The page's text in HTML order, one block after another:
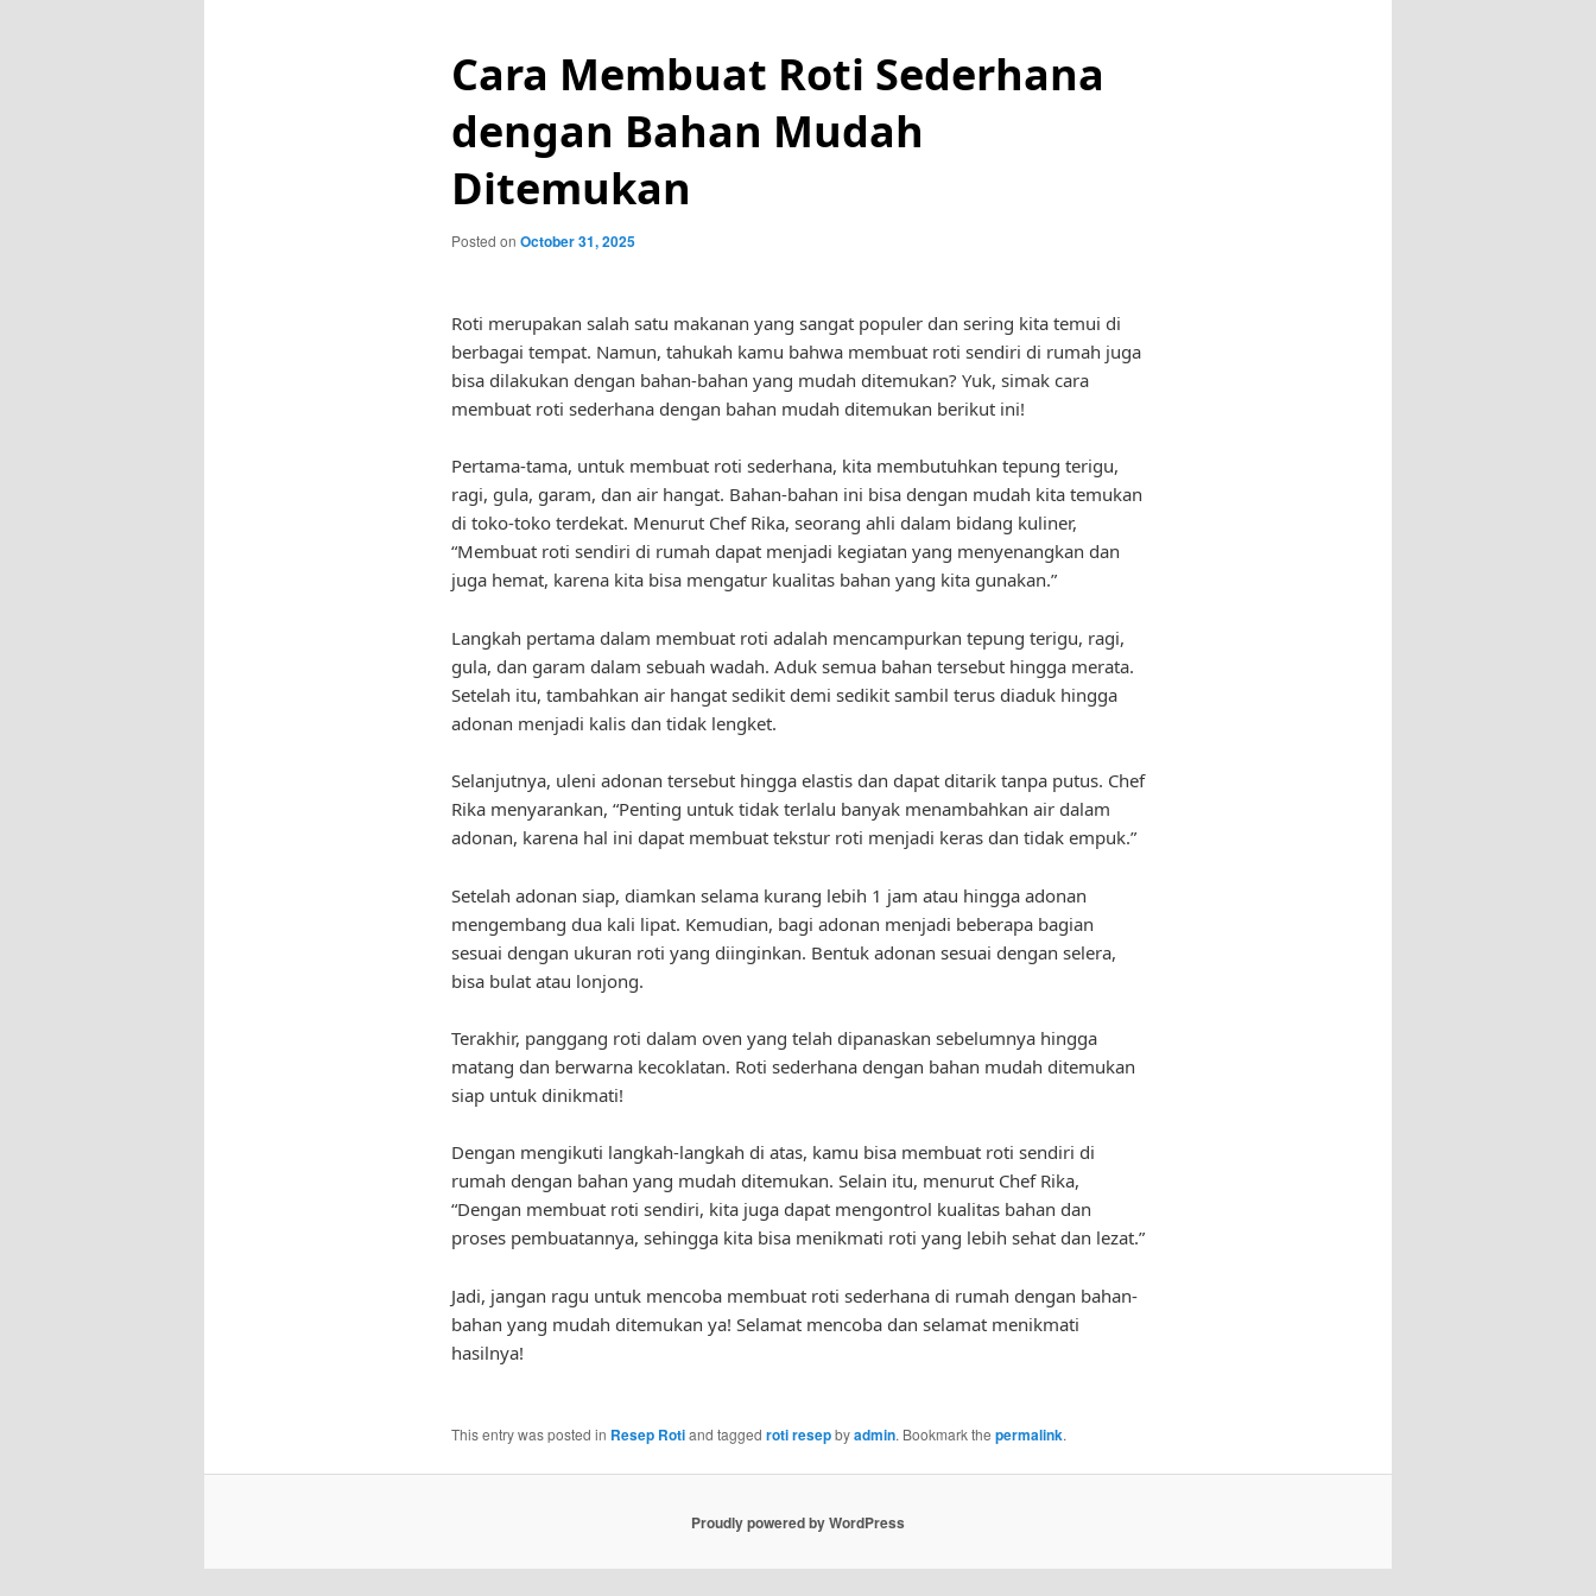
Cara Membuat Roti Sederhana
dengan Bahan Mudah
Ditemukan
Posted on October 31, 2025
Roti merupakan salah satu makanan yang sangat populer dan sering kita temui di
berbagai tempat. Namun, tahukah kamu bahwa membuat roti sendiri di rumah juga
bisa dilakukan dengan bahan-bahan yang mudah ditemukan? Yuk, simak cara
membuat roti sederhana dengan bahan mudah ditemukan berikut ini!
Pertama-tama, untuk membuat roti sederhana, kita membutuhkan tepung terigu,
ragi, gula, garam, dan air hangat. Bahan-bahan ini bisa dengan mudah kita temukan
di toko-toko terdekat. Menurut Chef Rika, seorang ahli dalam bidang kuliner,
“Membuat roti sendiri di rumah dapat menjadi kegiatan yang menyenangkan dan
juga hemat, karena kita bisa mengatur kualitas bahan yang kita gunakan.”
Langkah pertama dalam membuat roti adalah mencampurkan tepung terigu, ragi,
gula, dan garam dalam sebuah wadah. Aduk semua bahan tersebut hingga merata.
Setelah itu, tambahkan air hangat sedikit demi sedikit sambil terus diaduk hingga
adonan menjadi kalis dan tidak lengket.
Selanjutnya, uleni adonan tersebut hingga elastis dan dapat ditarik tanpa putus. Chef
Rika menyarankan, “Penting untuk tidak terlalu banyak menambahkan air dalam
adonan, karena hal ini dapat membuat tekstur roti menjadi keras dan tidak empuk.”
Setelah adonan siap, diamkan selama kurang lebih 1 jam atau hingga adonan
mengembang dua kali lipat. Kemudian, bagi adonan menjadi beberapa bagian
sesuai dengan ukuran roti yang diinginkan. Bentuk adonan sesuai dengan selera,
bisa bulat atau lonjong.
Terakhir, panggang roti dalam oven yang telah dipanaskan sebelumnya hingga
matang dan berwarna kecoklatan. Roti sederhana dengan bahan mudah ditemukan
siap untuk dinikmati!
Dengan mengikuti langkah-langkah di atas, kamu bisa membuat roti sendiri di
rumah dengan bahan yang mudah ditemukan. Selain itu, menurut Chef Rika,
“Dengan membuat roti sendiri, kita juga dapat mengontrol kualitas bahan dan
proses pembuatannya, sehingga kita bisa menikmati roti yang lebih sehat dan lezat.”
Jadi, jangan ragu untuk mencoba membuat roti sederhana di rumah dengan bahan-
bahan yang mudah ditemukan ya! Selamat mencoba dan selamat menikmati
hasilnya!
This entry was posted in Resep Rotiand tagged roti resepbyadmin. Bookmark the permalink.
Proudly powered by WordPress